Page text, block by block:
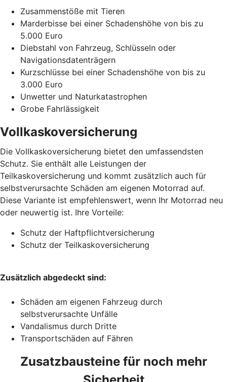
Zusammenstöße mit Tieren
Marderbisse bei einer Schadenshöhe von bis zu
5.000 Euro
Diebstahl von Fahrzeug, Schlüsseln oder
Navigationsdatenträgern
Kurzschlüsse bei einer Schadenshöhe von bis zu
3.000 Euro
Unwetter und Naturkatastrophen
Grobe Fahrlässigkeit
Vollkaskoversicherung
Die Vollkaskoversicherung bietet den umfassendsten
Schutz. Sie enthält alle Leistungen der
Teilkaskoversicherung und kommt zusätzlich auch für
selbstverursachte Schäden am eigenen Motorrad auf.
Diese Variante ist empfehlenswert, wenn Ihr Motorrad neu
oder neuwertig ist. Ihre Vorteile:
Schutz der Haftpflichtversicherung
Schutz der Teilkaskoversicherung
Zusätzlich abgedeckt sind:
Schäden am eigenen Fahrzeug durch
selbstverursachte Unfälle
Vandalismus durch Dritte
Transportschäden auf Fähren
Zusatzbausteine für noch mehr